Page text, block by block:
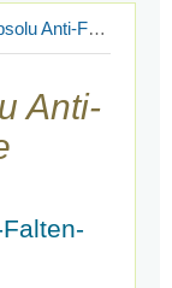
Falten-Pflege
Anti-